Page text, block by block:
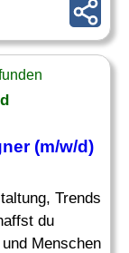
(m/w/d)
Trends
du
Menschen